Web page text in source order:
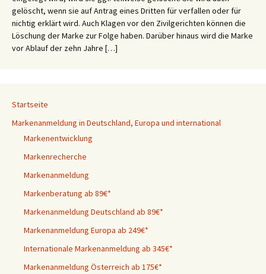
gelöscht, wenn sie auf Antrag eines Dritten für verfallen oder für
nichtig erklärt wird. Auch Klagen vor den Zivilgerichten können die
Löschung der Marke zur Folge haben. Darüber hinaus wird die Marke
vor Ablauf der zehn Jahre […]
Startseite
Markenanmeldung in Deutschland, Europa und international
Markenentwicklung
Markenrecherche
Markenanmeldung
Markenberatung ab 89€*
Markenanmeldung Deutschland ab 89€*
Markenanmeldung Europa ab 249€*
Internationale Markenanmeldung ab 345€*
Markenanmeldung Österreich ab 175€*